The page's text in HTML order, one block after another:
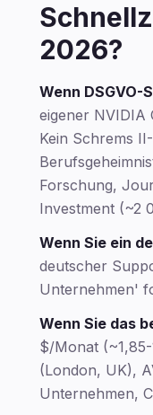
2026?
Wenn
eigener NVIDIA
Kein Schrems
Forschung,
Investment (~2
Wenn Sie ein
deutscher
Unternehmen'
Wenn Sie das
$/Monat
(London, UK),
Unternehmen,